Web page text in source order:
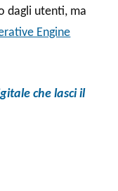
dagli utenti, ma
Engine
che lasci il